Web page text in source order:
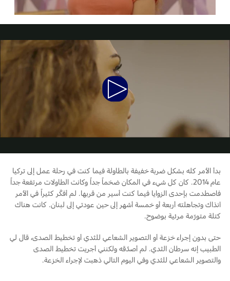
البحرين
سلطنة
عمان
قطر
‫المملكة
السعودية‬
خطة الخدمات الممتدة
خطة الخدمات الممتدة
القسائم والخصومات الخاصة بالصيانة
خدمة المحرك
خدمة الفرامل
تغيير الفلاتر
الضمان والتأمين
Ford Protect لمحة عامة عن
باقة الصيانة الفائقة
باقة الخدمة
Play
Video
بدأ الأمر كله بشكل ضربة خفيفة بالطاولة فيما كنت في رحلة عمل إلى تركيا
عام 2014. كان كل شيء في المكان ضخماً جداً وكانت الطاولات مرتفعة جداً
فاصطدمت بإحدى الزوايا فيما كنت أسير من قربها. لم أفكّر كثيراً في الأمر
آنذاك وتجاهلته أربعة أو خمسة أشهر إلى حين عودتي إلى لبنان. كانت هناك
كتلة متورّمة مرئية بوضوح.
حتى بدون إجراء خزعة أو التصوير الشعاعي للثدي أو تخطيط الصدى، قال لي
الطبيب إنه سرطان الثدي. لم أصدّقه ولكنني أجريت تخطيط الصدى
والتصوير الشعاعي للثدي وفي اليوم التالي ذهبت لإجراء الخزعة.